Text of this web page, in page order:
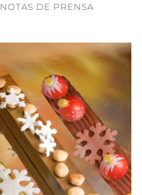
NOTAS DE PRENSA